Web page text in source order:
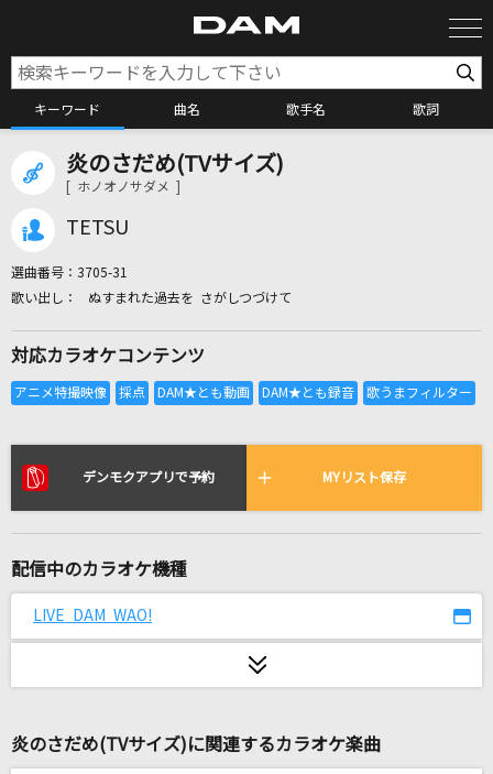
キーワード 曲名 歌手名 歌詞
カラオケ検索
全国りれき
ヨルシカ
バルーン
銀の龍の背に乗って
炎のさだめ(TVサイズ)
[ ホノオノサダメ ]
TETSU
選曲番号： 3705-31
ぬすまれた過去を さがしつづけて
対応カラオケコンテンツ
デンモクアプリで予約 MYリスト保存
配信中のカラオケ機種
LIVE DAM WAO!
炎のさだめ(TVサイズ)に関連するカラオケ楽曲